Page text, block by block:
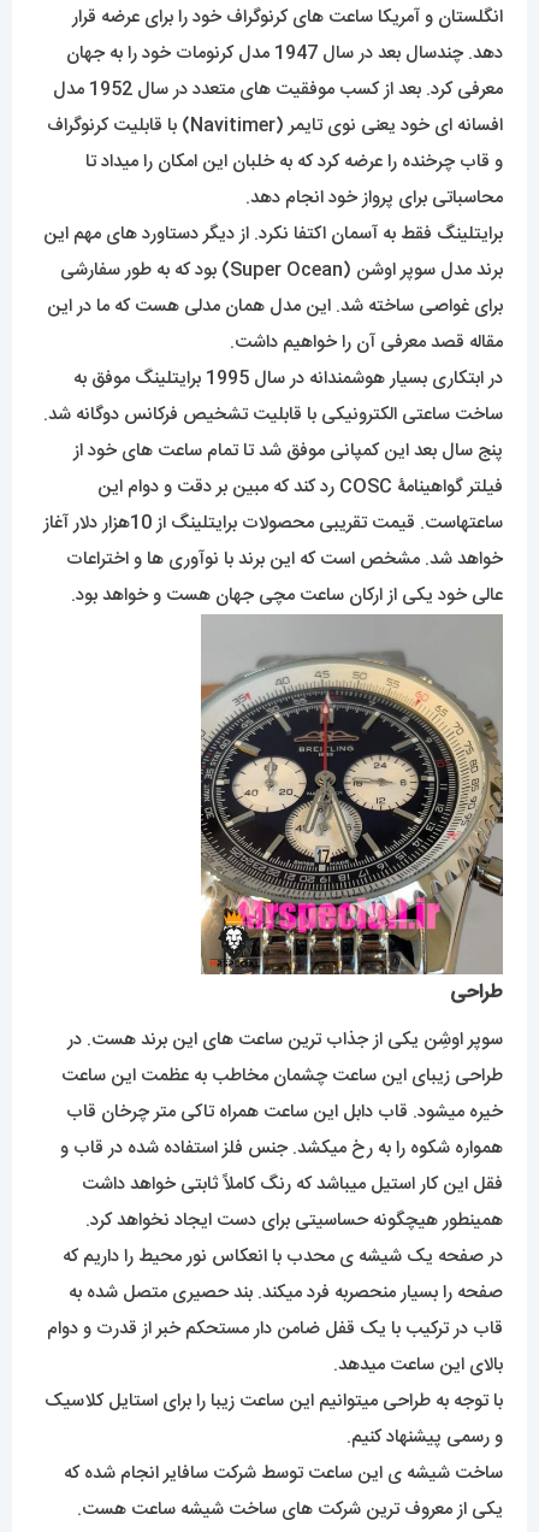
انگلستان و آمریکا ساعت های کرنوگراف خود را برای عرضه قرار
دهد. چندسال بعد در سال 1947 مدل کرنومات خود را به جهان
معرفی کرد. بعد از کسب موفقیت های متعدد در سال 1952 مدل
افسانه ای خود یعنی نوی تایمر (Navitimer) با قابلیت کرنوگراف
و قاب چرخنده را عرضه کرد که به خلبان این امکان را میداد تا
محاسباتی برای پرواز خود انجام دهد.
برایتلینگ فقط به آسمان اکتفا نکرد. از دیگر دستاورد های مهم این
برند مدل سوپر اوشن (Super Ocean) بود که به طور سفارشی
برای غواصی ساخته شد. این مدل همان مدلی هست که ما در این
مقاله قصد معرفی آن را خواهیم داشت.
در ابتکاری بسیار هوشمندانه در سال 1995 برایتلینگ موفق به
ساخت ساعتی الکترونیکی با قابلیت تشخیص فرکانس دوگانه شد.
پنج سال بعد این کمپانی موفق شد تا تمام ساعت های خود از
فیلتر گواهینامۀ COSC رد کند که مبین بر دقت و دوام این
ساعتهاست. قیمت تقریبی محصولات برایتلینگ از 10هزار دلار آغاز
خواهد شد. مشخص است که این برند با نوآوری ها و اختراعات
عالی خود یکی از ارکان ساعت مچی جهان هست و خواهد بود.
طراحی
سوپر اوشِن یکی از جذاب ترین ساعت های این برند هست. در
طراحی زیبای این ساعت چشمان مخاطب به عظمت این ساعت
خیره میشود. قاب دابل این ساعت همراه تاکی متر چرخان قاب
همواره شکوه را به رخ میکشد. جنس فلز استفاده شده در قاب و
فقل این کار استیل میباشد که رنگ کاملاً ثابتی خواهد داشت
همینطور هیچگونه حساسیتی برای دست ایجاد نخواهد کرد.
در صفحه یک شیشه ی محدب با انعکاس نور محیط را داریم که
صفحه را بسیار منحصربه فرد میکند. بند حصیری متصل شده به
قاب در ترکیب با یک قفل ضامن دار مستحکم خبر از قدرت و دوام
بالای این ساعت میدهد.
با توجه به طراحی میتوانیم این ساعت زیبا را برای استایل کلاسیک
و رسمی پیشنهاد کنیم.
ساخت شیشه ی این ساعت توسط شرکت سافایر انجام شده که
یکی از معروف ترین شرکت های ساخت شیشه ساعت هست.